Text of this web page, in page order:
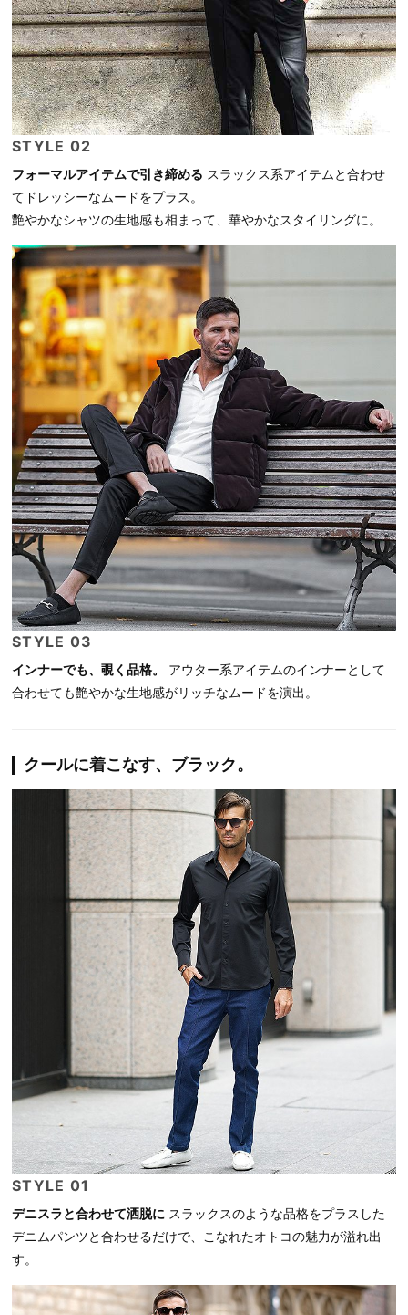
STYLE 02
フォーマルアイテムで引き締める スラックス系アイテムと合わせ
てドレッシーなムードをプラス。
艶やかなシャツの生地感も相まって、華やかなスタイリングに。
STYLE 03
インナーでも、覗く品格。
アウター系アイテムのインナーとして
合わせても艶やかな生地感がリッチなムードを演出。
クールに着こなす、ブラック。
STYLE 01
デニスラと合わせて洒脱に スラックスのような品格をプラスした
デニムパンツと合わせるだけで、こなれたオトコの魅力が溢れ出
す。